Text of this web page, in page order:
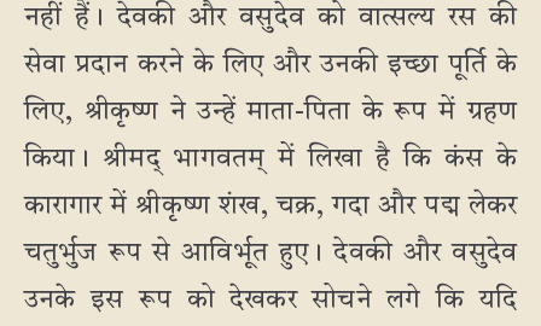
नहीं हैं। देवकी और वसुदेव को वात्सल्य रस की
सेवा प्रदान करने के लिए और उनकी इच्छा पूर्ति के
लिए, श्रीकृष्ण ने उन्हें माता-पिता के रूप में ग्रहण
किया। श्रीमद् भागवतम् में लिखा है कि कंस के
कारागार में श्रीकृष्ण शंख, चक्र, गदा और पद्म लेकर
चतुर्भुज रूप से आविर्भूत हुए। देवकी और वसुदेव
उनके इस रूप को देखकर सोचने लगे कि यदि